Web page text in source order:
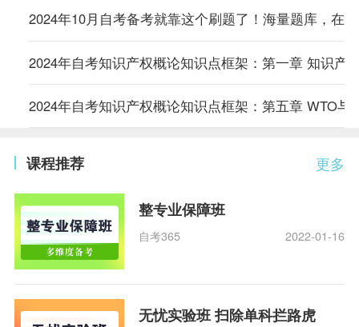
2024年10月自考备考就靠这个刷题了！海量题库，在
2024年自考知识产权概论知识点框架：第一章 知识产
2024年自考知识产权概论知识点框架：第五章 WTO与
更多
课程推荐
整专业保障班
自考365 2022-01-16
无忧实验班 扫除单科拦路虎